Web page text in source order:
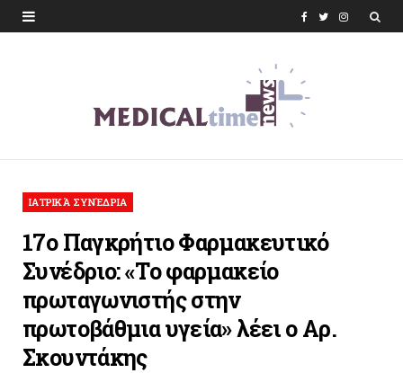
k
T I
ΙΑΤΡΙΚΆ ΣΥΝΈΔΡΙΑ
17ο Παγκρήτιο Φαρμακευτικό
Συνέδριο: «Το φαρμακείο
πρωταγωνιστής στην
πρωτοβάθμια υγεία» λέει ο Αρ.
Σκουντάκης